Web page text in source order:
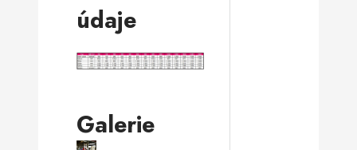
údaje
Galerie